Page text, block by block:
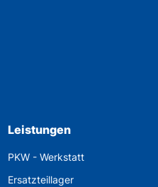
Leistungen
PKW - Werkstatt
Ersatzteillager